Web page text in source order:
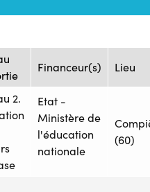
Financeur(s) Lieu
2.
Etat -
Ministère de
l'éducation
nationale
(60)